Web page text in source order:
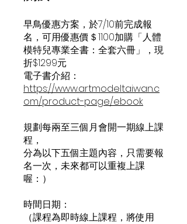
早鳥優惠方案，於7/10前完成報
名，可用優惠價＄1100加購「人體
模特兒專業全書：全套六冊」，現
折$1299元
https://www.artmodeltaiwan.c
om/product-page/ebook
規劃每兩至三個月會開一期線上課
程，
分為以下五個主題內容，只需要報
名一次，未來都可以重複上課
喔：）
時間日期：
（課程為即時線上課程，將使用